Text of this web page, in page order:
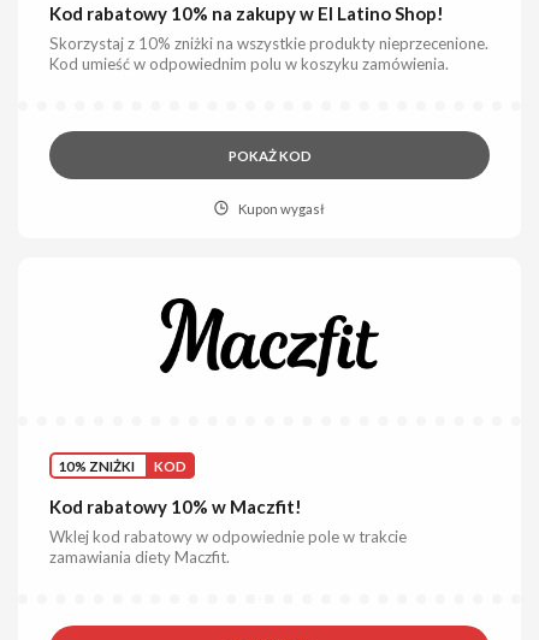
Kod rabatowy 10% na zakupy w El Latino Shop!
Skorzystaj z 10% zniżki na wszystkie produkty nieprzecenione.
Kod umieść w odpowiednim polu w koszyku zamówienia.
POKAŻ KOD
Kupon wygasł
10% ZNIŻKI KOD
Kod rabatowy 10% w Maczfit!
Wklej kod rabatowy w odpowiednie pole w trakcie
zamawiania diety Maczfit.